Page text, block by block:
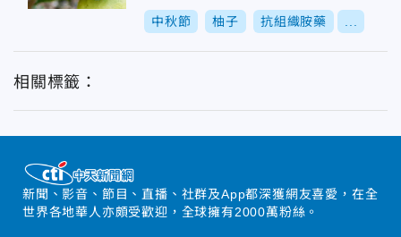
中秋節 柚子 抗組織胺藥
相關標籤：
新聞、影音、節目、直播、社群及App都深獲網友喜愛，在全
世界各地華人亦頗受歡迎，全球擁有2000萬粉絲。